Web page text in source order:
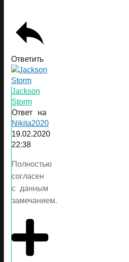
Ответить
Jackson
Storm
Ответ на
Nikita2020
19.02.2020
22:38
Полностью
согласен
с данным
замечанием.